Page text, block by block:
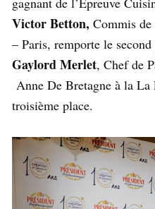
Victor Betton, Commis de
– Paris, remporte le
Gaylord Merlet, Chef de
Anne De Bretagne à la
troisième place.